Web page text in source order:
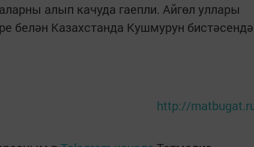
алып качуда гаепли. Айгөл уллары
белән Казахстанда Кушмурун бистәсендә
http://